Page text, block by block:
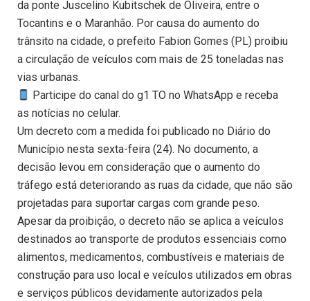
da ponte Juscelino Kubitschek de Oliveira, entre o
Tocantins e o Maranhão. Por causa do aumento do
trânsito na cidade, o prefeito Fabion Gomes (PL) proibiu
a circulação de veículos com mais de 25 toneladas nas
vias urbanas.
Participe do canal do g1 TO no WhatsApp e receba
as notícias no celular.
Um decreto com a medida foi publicado no Diário do
Município nesta sexta-feira (24). No documento, a
decisão levou em consideração que o aumento do
tráfego está deteriorando as ruas da cidade, que não são
projetadas para suportar cargas com grande peso.
Apesar da proibição, o decreto não se aplica a veículos
destinados ao transporte de produtos essenciais como
alimentos, medicamentos, combustíveis e materiais de
construção para uso local e veículos utilizados em obras
e serviços públicos devidamente autorizados pela